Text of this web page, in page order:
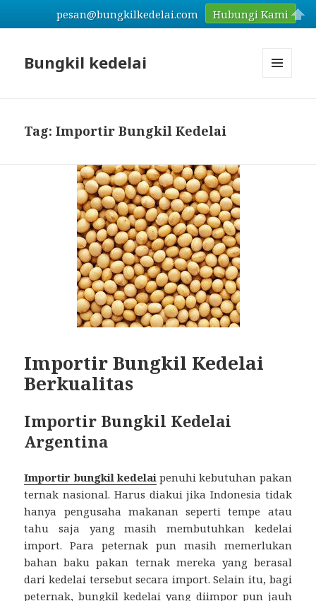
Bungkil kedelai
Tag: Importir Bungkil Kedelai
Importir Bungkil Kedelai
Berkualitas
Importir Bungkil Kedelai
Argentina
Importir bungkil kedelai penuhi kebutuhan pakan
ternak nasional. Harus diakui jika Indonesia tidak
hanya pengusaha makanan seperti tempe atau
tahu saja yang masih membutuhkan kedelai
import. Para peternak pun masih memerlukan
bahan baku pakan ternak mereka yang berasal
dari kedelai tersebut secara import. Selain itu, bagi
peternak, bungkil kedelai yang diimpor pun jauh
pesan@bungkilkedelai.com Hubungi Kami